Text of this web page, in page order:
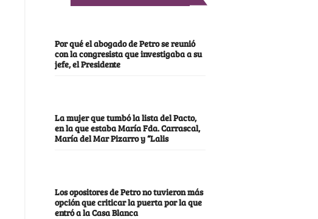
Por qué el abogado de Petro se reunió
con la congresista que investigaba a su
jefe, el Presidente
La mujer que tumbó la lista del Pacto,
en la que estaba María Fda. Carrascal,
María del Mar Pizarro y “Lalis
Los opositores de Petro no tuvieron más
opción que criticar la puerta por la que
entró a la Casa Blanca